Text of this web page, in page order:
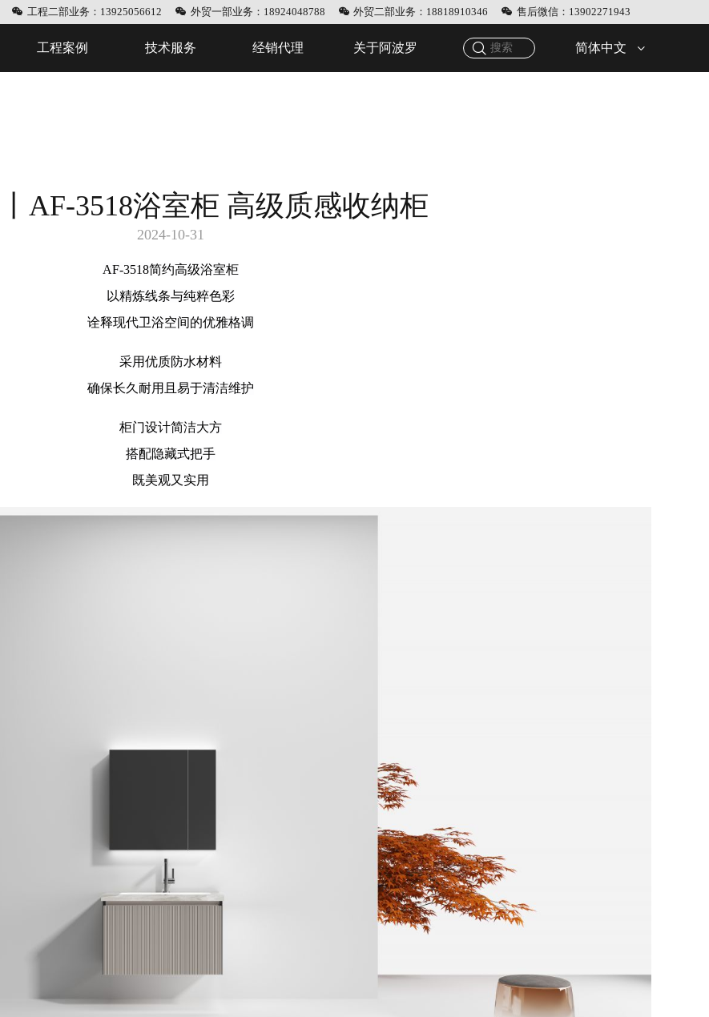
工程二部业务：13925056612 外贸一部业务：18924048788 外贸二部业务：18818910346 售后微信：13902271943
工程案例 技术服务 经销代理 关于阿波罗 简体中文
AF-3518浴室柜 高级质感收纳柜
2024-10-31
AF-3518简约高级浴室柜
以精炼线条与纯粹色彩
诠释现代卫浴空间的优雅格调
采用优质防水材料
确保长久耐用且易于清洁维护
柜门设计简洁大方
搭配隐藏式把手
既美观又实用